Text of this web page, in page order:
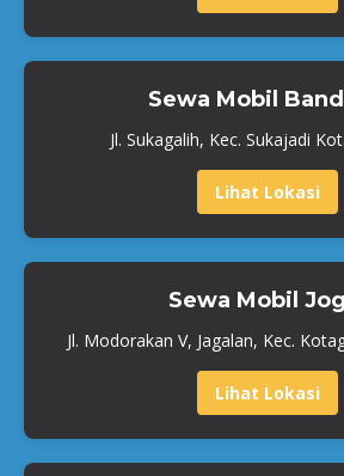
Sewa Mobil
Jl. Sukagalih, Kec. Sukajadi
Lihat Lokasi
Sewa Mobil
Jl. Modorakan V, Jagalan, Kec.
Lihat Lokasi